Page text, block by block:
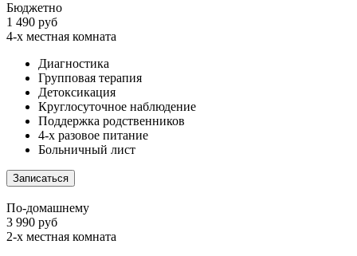
Бюджетно
1 490 руб
4-х местная комната
Диагностика
Групповая терапия
Детоксикация
Круглосуточное наблюдение
Поддержка родственников
4-х разовое питание
Больничный лист
Записаться
По-домашнему
3 990 руб
2-х местная комната